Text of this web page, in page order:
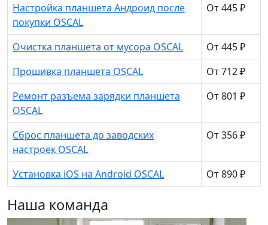
Настройка планшета Андроид после
покупки OSCAL
От 445 ₽
Очистка планшета от мусора OSCAL
От 445 ₽
Прошивка планшета OSCAL
От 712 ₽
Ремонт разъема зарядки планшета
OSCAL
От 801 ₽
Сброс планшета до заводских
настроек OSCAL
От 356 ₽
Установка iOS на Android OSCAL От 890 ₽
Наша команда